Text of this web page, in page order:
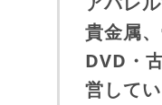
貴金属
DVD・
営して